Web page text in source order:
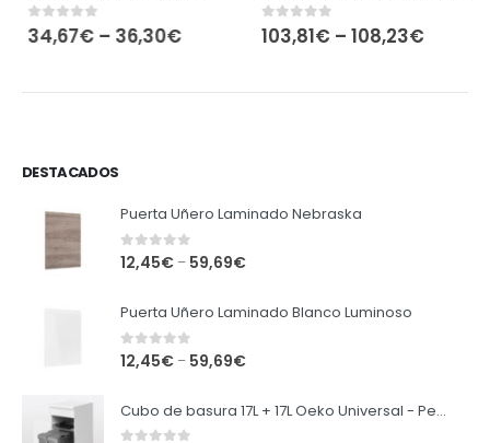
0out of 5
34,67€–36,30€ 0out of 5
103,81€– 108,23€
DESTACADOS
Puerta Uñero Laminado Nebraska
0out of 5
12,45€ – 59,69€
Puerta Uñero Laminado Blanco Luminoso
0out of 5
12,45€ – 59,69€
Cubo de basura 17L + 17L Oeko Universal - Peka